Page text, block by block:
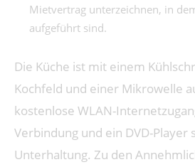
Mietvertrag unterzeichnen, in
aufgeführt sind.
Die Küche ist mit einem
Kochfeld und einer Mikrowelle
kostenlose WLAN-
Verbindung und ein DVD-Player
Unterhaltung. Zu den